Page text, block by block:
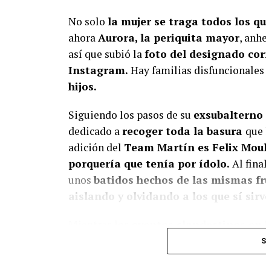
No solo la mujer se traga todos los
ahoraAurora, la periquita mayor,
así que subió lafoto del designado
Instagram. Hay familias disfuncionales
hijos.
Siguiendo los pasos de su
dedicado arecoger toda la basura
adición del Team Martín es Felix
porquería que tenía por ídolo. Al
unosbatidos hechos de las mismas
aislando y olvidando a los que sí
eventos clandestinos
representante de
ha ocurrido nada mejor que andar